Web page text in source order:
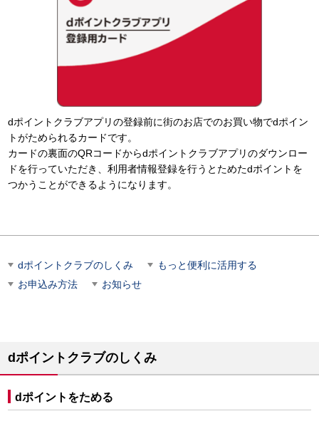
dポイントクラブアプリの登録前に街のお店でのお買い物でdポイン
トがためられるカードです。
カードの裏面のQRコードからdポイントクラブアプリのダウンロー
ドを行っていただき、利用者情報登録を行うとためたdポイントを
つかうことができるようになります。
dポイントクラブのしくみ
もっと便利に活用する
お申込み方法
お知らせ
dポイントクラブのしくみ
dポイントをためる